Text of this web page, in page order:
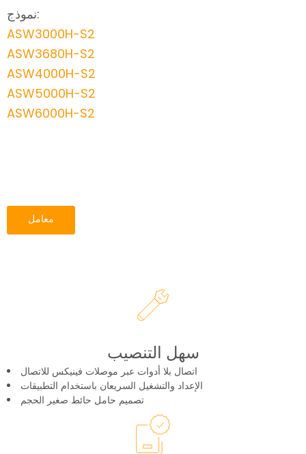
نموذج:
ASW3000H-S2
ASW3680H-S2
ASW4000H-S2
ASW5000H-S2
ASW6000H-S2
معامل
سهل التنصيب
اتصال بلا أدوات عبر موصلات فينيكس للاتصال
الإعداد والتشغيل السريعان باستخدام التطبيقات
تصميم حامل حائط صغير الحجم